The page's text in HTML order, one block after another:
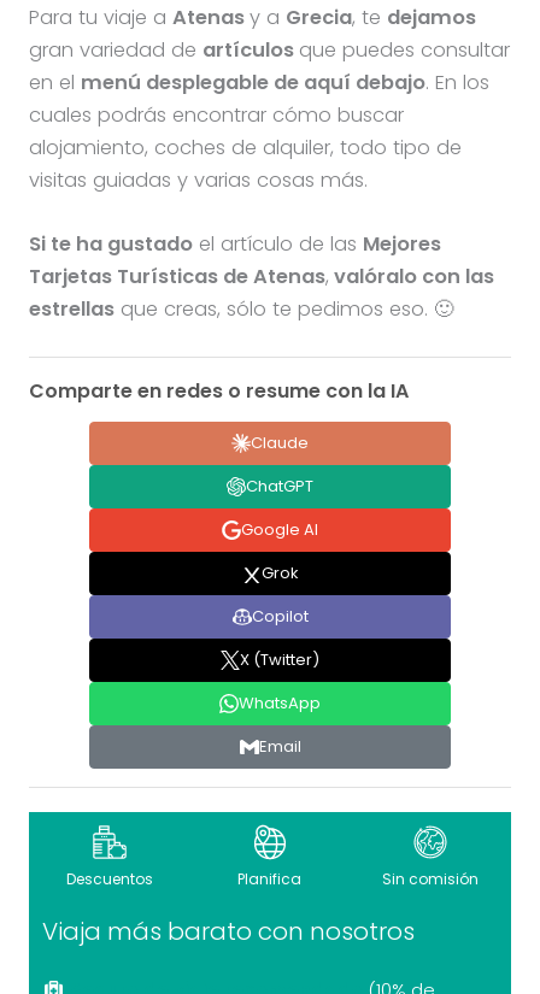
Para tu viaje a Atenasy a Grecia, te dejamos
gran variedad de artículos que puedes consultar
en el menú desplegable de aquí debajo. En los
cuales podrás encontrar cómo buscar
alojamiento, coches de alquiler, todo tipo de
visitas guiadas y varias cosas más.
Si te ha gustadoel artículo de las Mejores
Tarjetas Turísticas de Atenas, valóralo con las
estrellasque creas, sólo te pedimos eso. 🙂
Comparte en redes o resume con la IA
Claude
ChatGPT
Google AI
Grok
Copilot
X (Twitter)
WhatsApp
Email
Descuentos Planifica Sin comisión
Viaja más barato con nosotros